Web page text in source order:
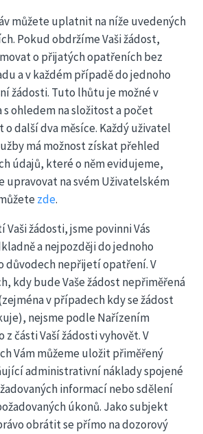
můžete uplatnit na níže uvedených
Pokud obdržíme Vaši žádost,
o přijatých opatřeních bez
a v každém případě do jednoho
žádosti. Tuto lhůtu je možné v
ohledem na složitost a počet
další dva měsíce. Každý uživatel
má možnost získat přehled
údajů, které o něm evidujeme,
upravovat na svém Uživatelském
zde.
žádosti, jsme povinni Vás
a nejpozději do jednoho
důvodech nepřijetí opatření. V
kdy bude Vaše žádost nepřiměřená
v případech kdy se žádost
nejsme podle Nařízením
z části Vaší žádosti vyhovět. V
Vám můžeme uložit přiměřený
administrativní náklady spojené
informací nebo sdělení
úkonů. Jako subjekt
obrátit se přímo na dozorový